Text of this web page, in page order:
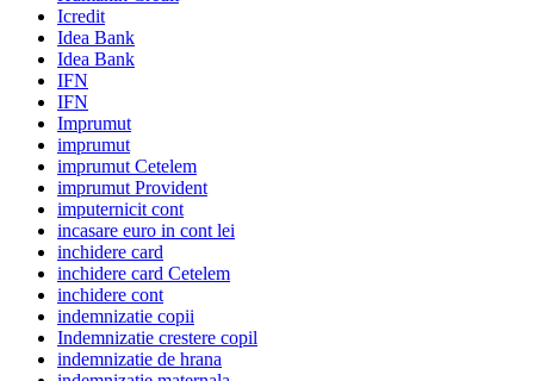
Icredit
Idea Bank
Idea Bank
IFN
IFN
Imprumut
imprumut
imprumut Cetelem
imprumut Provident
imputernicit cont
incasare euro in cont lei
inchidere card
inchidere card Cetelem
inchidere cont
indemnizatie copii
Indemnizatie crestere copil
indemnizatie de hrana